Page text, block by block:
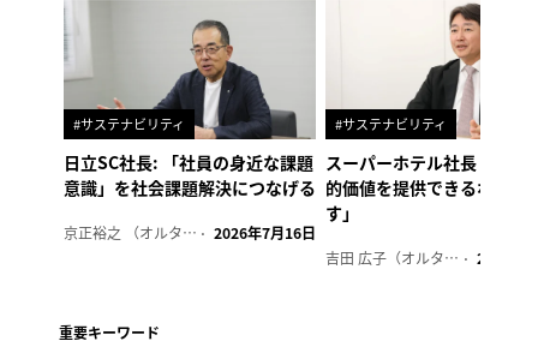
#サステナビリティ
日立SC社長: 「社員の身近な課題
意識」を社会課題解決につなげる
京正裕之 （オルタナ副編集長） 2026年7月16日
#サステナビリティ
スーパーホテル社長「地域
的価値を提供できるホテル
す」
吉田 広子（オルタナ輪番編集長） 2026年6
重要キーワード